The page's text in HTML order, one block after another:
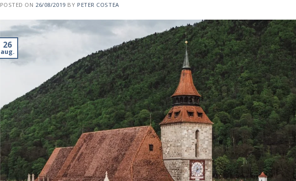
POSTED ON 26/08/2019 BY PETER COSTEA
26
aug.